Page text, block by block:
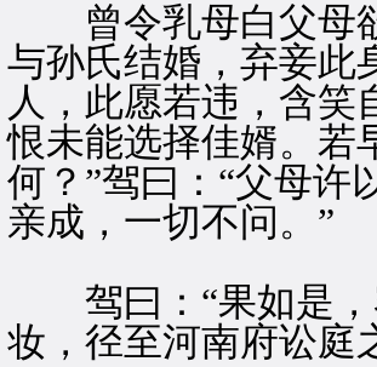
曾令乳母白父母欲
与孙氏结婚，弃妾此
人，此愿若违，含笑
恨未能选择佳婿。若
何？”驾曰：“父母许
亲成，一切不问。”
驾曰：“果如是，
妆，径至河南府讼庭